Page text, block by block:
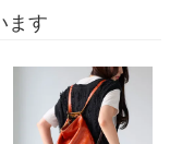
ます